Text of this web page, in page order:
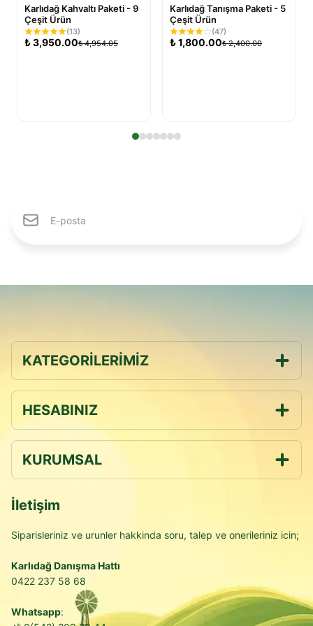
Karlıdağ Kahvaltı Paketi - 9
Çeşit Ürün
(13)
₺3,950.00₺ 4,954.05
Karlıdağ Tanışma Paketi - 5
Çeşit Ürün
(47)
₺1,800.00₺ 2,400.00
KATEGORİLERİMİZ
HESABINIZ
KURUMSAL
İletişim
Siparisleriniz ve urunler hakkinda soru, talep ve onerileriniz icin;
Karlıdağ Danışma Hattı
0422 237 58 68
Whatsapp: